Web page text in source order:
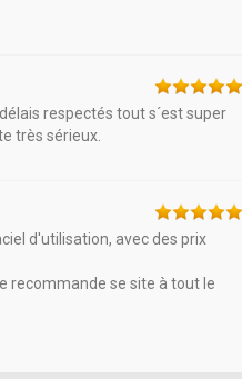
respectés tout s´est super
très sérieux.
d'utilisation, avec des prix
recommande se site à tout le